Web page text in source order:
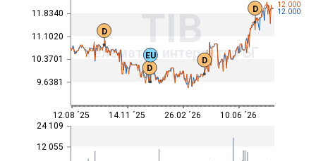
9.6381
10.3701
11.1020
11.8340 TIB
Телематик интерактив БГ
12 055
24 109
12.000
12.000
12.08 ´25 14.11 ´25 26.02 ´26 10.06 ´26
D
D
EU
D
D